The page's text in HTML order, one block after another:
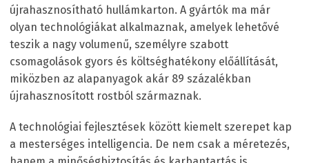
újrahasznosítható hullámkarton. A gyártók ma már
olyan technológiákat alkalmaznak, amelyek lehetővé
teszik a nagy volumenű, személyre szabott
csomagolások gyors és költséghatékony előállítását,
miközben az alapanyagok akár 89 százalékban
újrahasznosított rostból származnak.
A technológiai fejlesztések között kiemelt szerepet kap
a mesterséges intelligencia. De nem csak a méretezés,